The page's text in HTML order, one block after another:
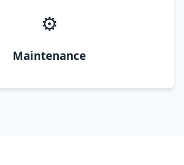
⚙️
Maintenance